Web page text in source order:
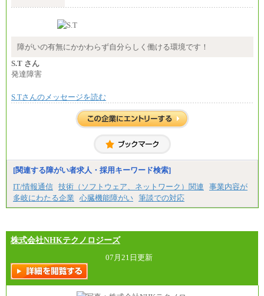
②事務職 月給275,000円以上
※経験・スキルを考慮の上、当社規程により決定い
※試用期間中も給与に変更はございません。
障がいの有無にかかわらず自分らしく働ける環境です！
S.T さん
発達障害
S.Tさんのメッセージを読む
[関連する障がい者求人・採用キーワード検索]
IT/情報通信 技術（ソフトウェア、ネットワーク）関連
事業内容が
多岐にわたる企業
心臓機能障がい 筆談での対応
株式会社NHKテクノロジーズ
07月21日更新